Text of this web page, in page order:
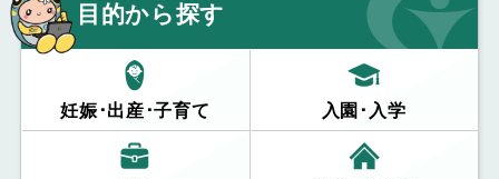
目的から探す
妊娠･出産･子育て 入園･入学